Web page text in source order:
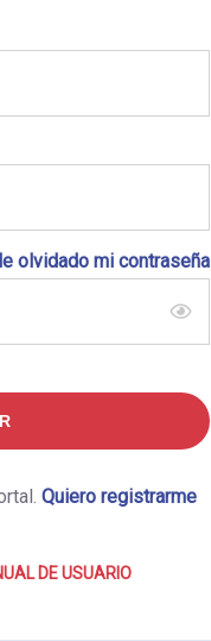
olvidado mi contraseña
Quiero registrarme
DE USUARIO